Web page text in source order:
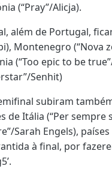
(“Pray”/Alicja).
além de Portugal,
Montenegro (“Nova
(“Too epic to be
Senhit)
subiram
de Itália (“Per sempre
Sarah Engels),
à final, por